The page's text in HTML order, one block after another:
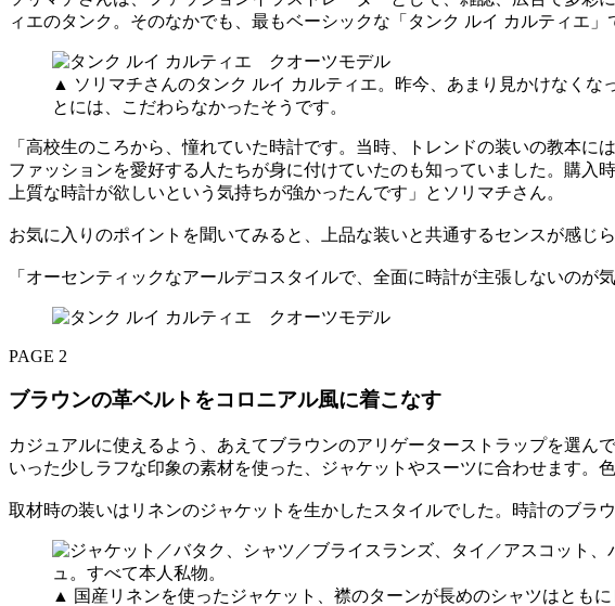
ィエのタンク。そのなかでも、最もベーシックな「タンク ルイ カルティエ」
▲ ソリマチさんのタンク ルイ カルティエ。昨今、あまり見かけなく
とには、こだわらなかったそうです。
「高校生のころから、憧れていた時計です。当時、トレンドの装いの教本
ファッションを愛好する人たちが身に付けていたのも知っていました。購
上質な時計が欲しいという気持ちが強かったんです」とソリマチさん。
お気に入りのポイントを聞いてみると、上品な装いと共通するセンスが感じら
「オーセンティックなアールデコスタイルで、全面に時計が主張しないの
PAGE 2
ブラウンの革ベルトをコロニアル風に着こなす
カジュアルに使えるよう、あえてブラウンのアリゲーターストラップを選
いった少しラフな印象の素材を使った、ジャケットやスーツに合わせます。
取材時の装いはリネンのジャケットを生かしたスタイルでした。時計のブラ
▲ 国産リネンを使ったジャケット、襟のターンが長めのシャツはとも